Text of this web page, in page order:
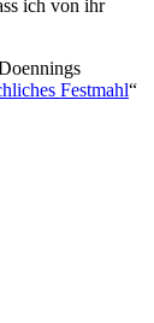
ich von ihr
Festmahl